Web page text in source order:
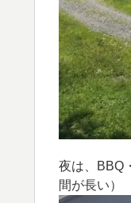
夜は、BBQ
間が長い）